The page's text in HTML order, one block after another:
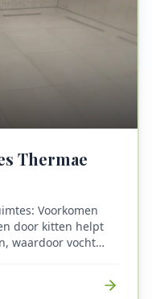
Thermae
Voorkomen
door kitten helpt
waardoor vocht
van kit zorgt